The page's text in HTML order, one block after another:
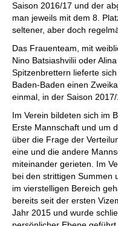
Saison 2016/17 und der
man jeweils mit dem 8.
seltener, aber doch
Das Frauenteam, mit
Nino Batsiashvilii oder
Spitzenbrettern lieferte
Baden-Baden einen
einmal, in der Saison
Im Verein bildeten sich im
Erste Mannschaft und um
über die Frage der
eine und die andere
miteinander gerieten. Im
bei den strittigen Summen
im vierstelligen Bereich
bereits seit der ersten
Jahr 2015 und wurde